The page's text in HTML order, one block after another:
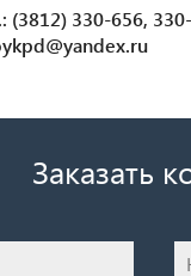
330-656,
Заказать